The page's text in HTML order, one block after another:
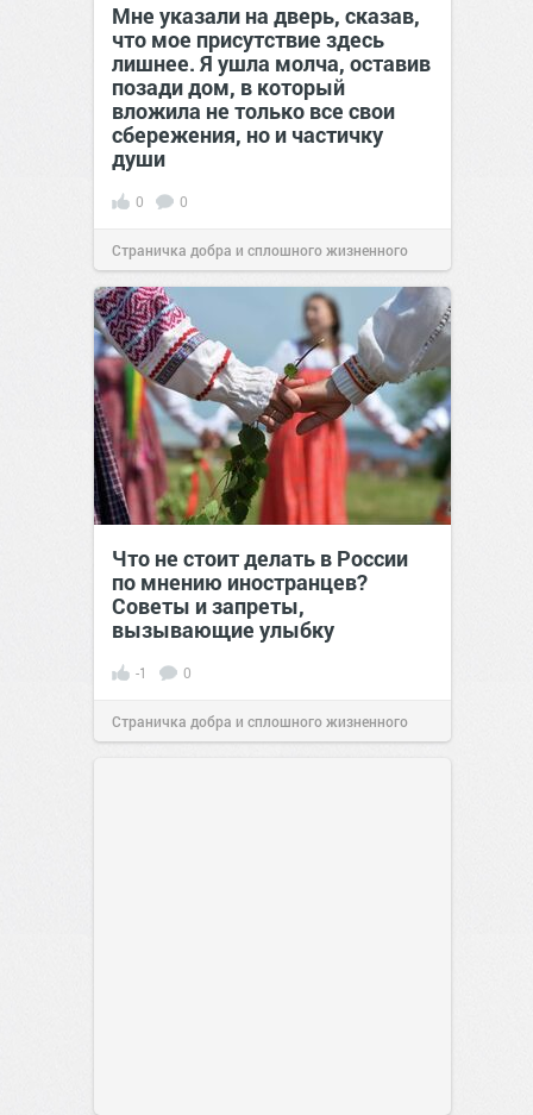
Мне указали на дверь, сказав,
что мое присутствие здесь
лишнее. Я ушла молча, оставив
позади дом, в который
вложила не только все свои
сбережения, но и частичку
души
0 0
Страничка добра и сплошного жизненного
позитива!00:2907 авг 2026
Что не стоит делать в России
по мнению иностранцев?
Советы и запреты,
вызывающие улыбку
-1 0
Страничка добра и сплошного жизненного